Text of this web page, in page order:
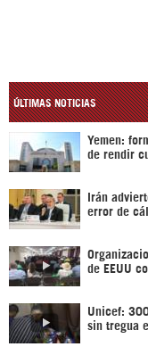
ÚLTIMAS NOTICIAS
Yemen:
de rendir
Irán
error de
de EEUU
Unicef:
sin tregua